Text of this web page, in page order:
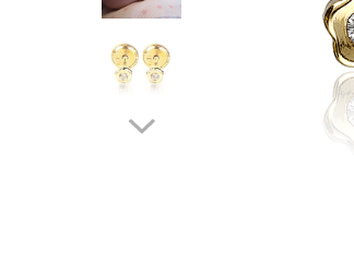
Cercei de aur lungi cu lant
Cercei din aur tortite
Cercei din aur alb
Cercei aur cu surub